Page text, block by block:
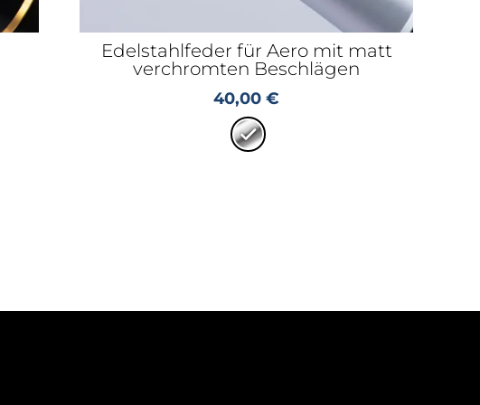
Edelstahlfeder für Aero mit matt
verchromten Beschlägen
40,00€